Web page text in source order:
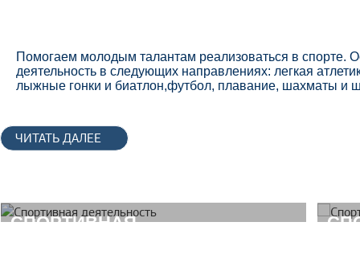
Помогаем молодым талантам реализоваться в спорте.
деятельность в следующих направлениях: легкая
лыжные гонки и биатлон,футбол, плавание, шахматы и
ЧИТАТЬ ДАЛЕЕ
СПОРТИВНАЯ